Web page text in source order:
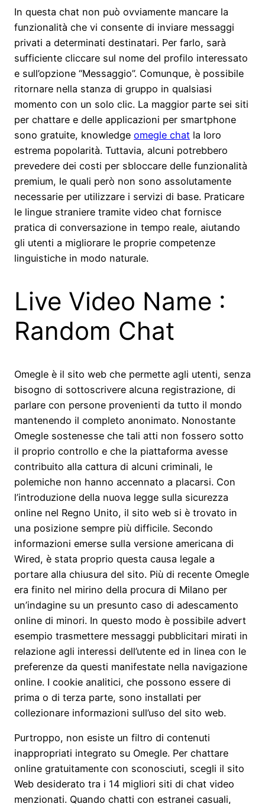
In questa chat non può ovviamente mancare la
funzionalità che vi consente di inviare messaggi
privati a determinati destinatari. Per farlo, sarà
sufficiente cliccare sul nome del profilo interessato
e sull’opzione “Messaggio”. Comunque, è possibile
ritornare nella stanza di gruppo in qualsiasi
momento con un solo clic. La maggior parte sei siti
per chattare e delle applicazioni per smartphone
sono gratuite, knowledge omegle chat la loro
estrema popolarità. Tuttavia, alcuni potrebbero
prevedere dei costi per sbloccare delle funzionalità
premium, le quali però non sono assolutamente
necessarie per utilizzare i servizi di base. Praticare
le lingue straniere tramite video chat fornisce
pratica di conversazione in tempo reale, aiutando
gli utenti a migliorare le proprie competenze
linguistiche in modo naturale.
Live Video Name :
Random Chat
Omegle è il sito web che permette agli utenti, senza
bisogno di sottoscrivere alcuna registrazione, di
parlare con persone provenienti da tutto il mondo
mantenendo il completo anonimato. Nonostante
Omegle sostenesse che tali atti non fossero sotto
il proprio controllo e che la piattaforma avesse
contribuito alla cattura di alcuni criminali, le
polemiche non hanno accennato a placarsi. Con
l’introduzione della nuova legge sulla sicurezza
online nel Regno Unito, il sito web si è trovato in
una posizione sempre più difficile. Secondo
informazioni emerse sulla versione americana di
Wired, è stata proprio questa causa legale a
portare alla chiusura del sito. Più di recente Omegle
era finito nel mirino della procura di Milano per
un’indagine su un presunto caso di adescamento
online di minori. In questo modo è possibile advert
esempio trasmettere messaggi pubblicitari mirati in
relazione agli interessi dell’utente ed in linea con le
preferenze da questi manifestate nella navigazione
online. I cookie analitici, che possono essere di
prima o di terza parte, sono installati per
collezionare informazioni sull’uso del sito web.
Purtroppo, non esiste un filtro di contenuti
inappropriati integrato su Omegle. Per chattare
online gratuitamente con sconosciuti, scegli il sito
Web desiderato tra i 14 migliori siti di chat video
menzionati. Quando chatti con estranei casuali,